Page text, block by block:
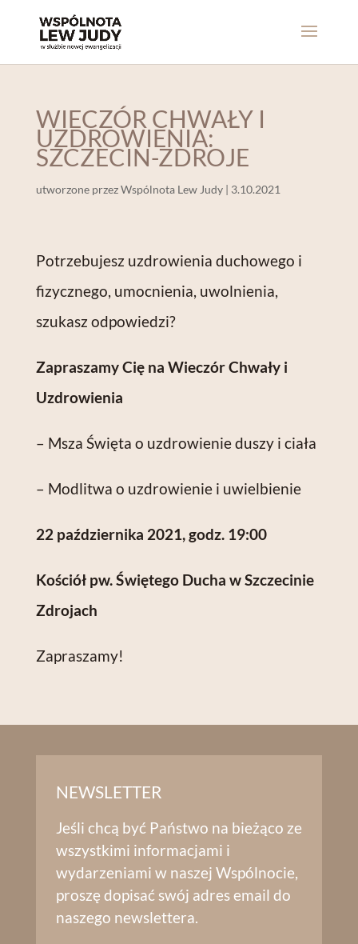
WIECZÓR CHWAŁY I
UZDROWIENIA:
SZCZECIN-ZDROJE
utworzone przezWspólnota Lew Judy| 3.10.2021
Potrzebujesz uzdrowienia duchowego i
fizycznego, umocnienia, uwolnienia,
szukasz odpowiedzi?
Zapraszamy Cię na Wieczór Chwały i
Uzdrowienia
– Msza Święta o uzdrowienie duszy i ciała
– Modlitwa o uzdrowienie i uwielbienie
22 października 2021, godz. 19:00
Kościół pw. Świętego Ducha w Szczecinie
Zdrojach
Zapraszamy!
NEWSLETTER
Jeśli chcą być Państwo na bieżąco ze
wszystkimi informacjami i
wydarzeniami w naszej Wspólnocie,
proszę dopisać swój adres email do
naszego newslettera.